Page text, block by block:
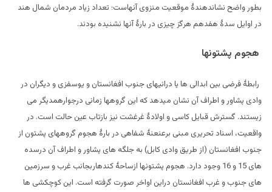
بطور واضح نشاندهندۀ موقعیت منزوی آنهاست؛ تعداد زیاد مردمان شمال هند
در اوایل سدۀ هفدهم هرگز چیزی در بارۀ آنها نشنیده بودند.
هجوم پشتونها
رابطۀ فرضی بین ابدالی ها یا درانیهای جنوب افغانستان و یوسفزی و دیگران در
وادی پشاور و اطراف آن نشان میدهد که این گروهها زمانی درجوارهمدیگر می
زیستند. گسترش قبایل کاسی و اولادۀ غرغشت نیز بازتاب عین حالت است. در
واقعیت، اسناد تحریری مبنی برعنعنۀ شفاهی در بارۀ هجوم گروههای پشتون از
جنوب افغانستان (از طریق وادی کابل) به جلگه های پشاور و اطراف آن درسده
های 15 و 16 وجود دارد. هجوم پشتونها ازساحۀ کندهاربجانب غرب و سرزمین
های جنوب و غرب افغانستان دراین اواخر صورت گرفته است. این کوچکشی ها